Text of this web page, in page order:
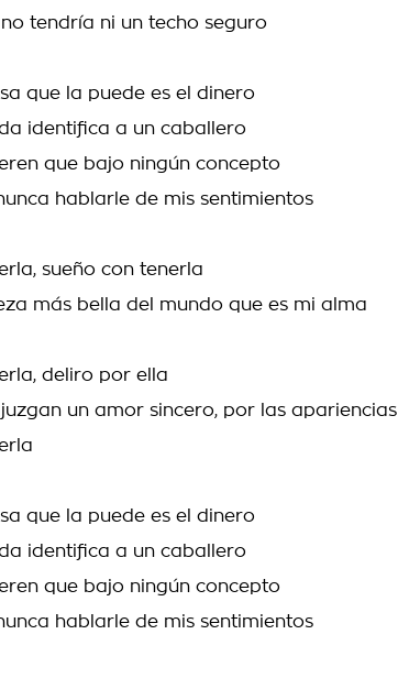
tendría ni un techo seguro
que la puede es el dinero
identifica a un caballero
que bajo ningún concepto
hablarle de mis sentimientos
sueño con tenerla
más bella del mundo que es mi alma
deliro por ella
un amor sincero, por las apariencias
que la puede es el dinero
identifica a un caballero
que bajo ningún concepto
hablarle de mis sentimientos